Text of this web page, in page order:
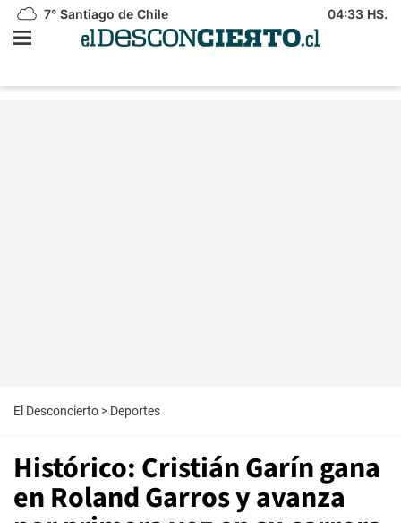
7° Santiago de Chile 04:33 HS.
El Desconcierto > Deportes
Histórico: Cristián Garín gana
en Roland Garros y avanza